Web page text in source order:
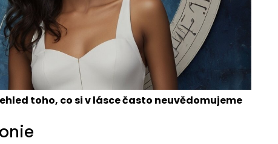
toho, co si v lásce často neuvědomujeme